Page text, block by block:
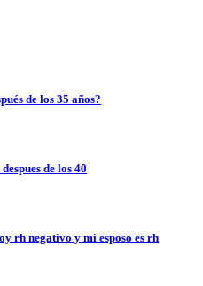
de los 35 años?
de los 40
rh negativo y mi esposo es rh